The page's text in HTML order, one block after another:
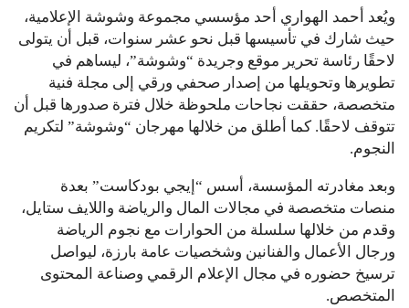
ويُعد أحمد الهواري أحد مؤسسي مجموعة وشوشة الإعلامية،
حيث شارك في تأسيسها قبل نحو عشر سنوات، قبل أن يتولى
لاحقًا رئاسة تحرير موقع وجريدة “وشوشة”، ليساهم في
تطويرها وتحويلها من إصدار صحفي ورقي إلى مجلة فنية
متخصصة، حققت نجاحات ملحوظة خلال فترة صدورها قبل أن
تتوقف لاحقًا. كما أطلق من خلالها مهرجان “وشوشة” لتكريم
النجوم.
وبعد مغادرته المؤسسة، أسس “إيجي بودكاست” بعدة
منصات متخصصة في مجالات المال والرياضة واللايف ستايل،
وقدم من خلالها سلسلة من الحوارات مع نجوم الرياضة
ورجال الأعمال والفنانين وشخصيات عامة بارزة، ليواصل
ترسيخ حضوره في مجال الإعلام الرقمي وصناعة المحتوى
المتخصص.